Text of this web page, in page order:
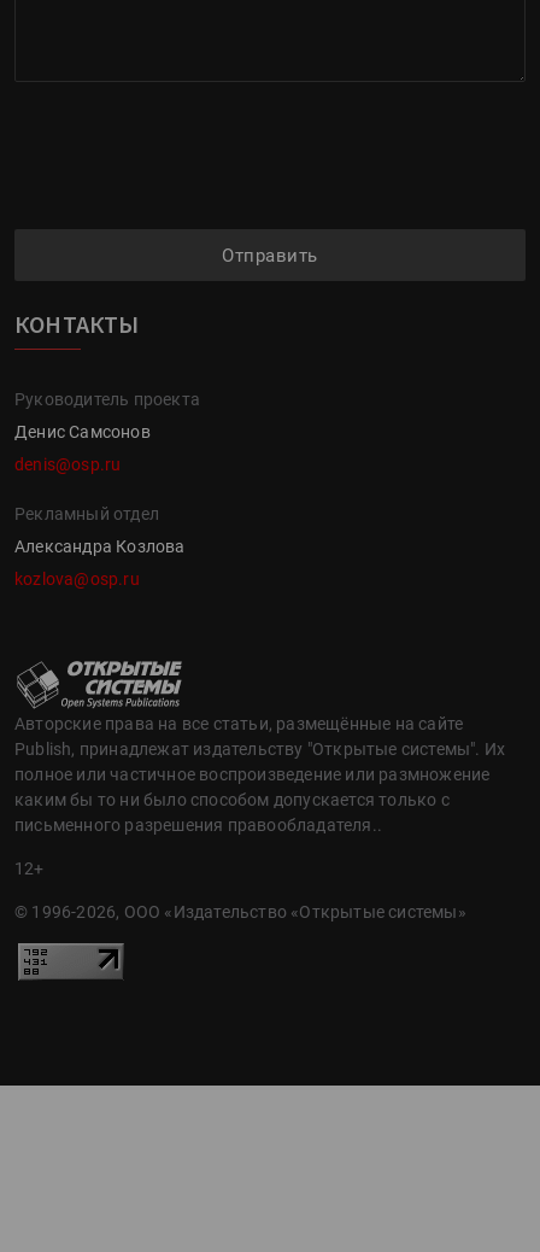
Отправить
КОНТАКТЫ
Руководитель проекта
Денис Самсонов
denis@osp.ru
Рекламный отдел
Александра Козлова
kozlova@osp.ru
Авторские права на все статьи, размещённые на сайте
Publish, принадлежат издательству "Открытые системы". Их
полное или частичное воспроизведение или размножение
каким бы то ни было способом допускается только с
письменного разрешения правообладателя..
12+
© 1996-2026, ООО «Издательство «Открытые системы»